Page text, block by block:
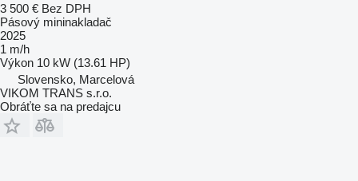
3 500 € Bez DPH
Pásový mininakladač
2025
1 m/h
Výkon 10 kW (13.61 HP)
Slovensko, Marcelová
VIKOM TRANS s.r.o.
Obráťte sa na predajcu